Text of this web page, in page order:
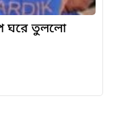
ঘরে তুললো